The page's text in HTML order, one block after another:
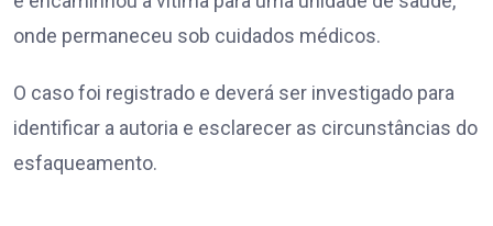
onde permaneceu sob cuidados médicos.
O caso foi registrado e deverá ser investigado para
identificar a autoria e esclarecer as circunstâncias do
esfaqueamento.